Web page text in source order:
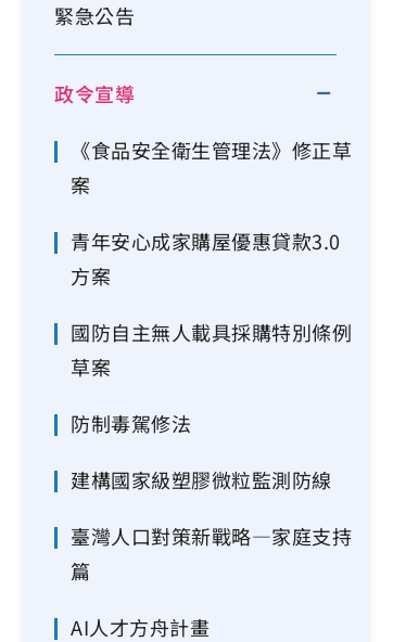
緊急公告
政令宣導
《食品安全衛生管理法》修正草
案
青年安心成家購屋優惠貸款3.0
方案
國防自主無人載具採購特別條例
草案
防制毒駕修法
建構國家級塑膠微粒監測防線
臺灣人口對策新戰略—家庭支持
篇
AI人才方舟計畫